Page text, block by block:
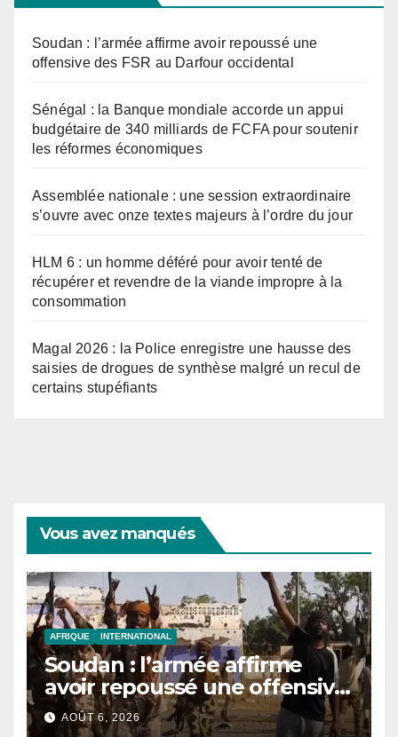
Soudan : l’armée affirme avoir repoussé une
offensive des FSR au Darfour occidental
Sénégal : la Banque mondiale accorde un appui
budgétaire de 340 milliards de FCFA pour soutenir
les réformes économiques
Assemblée nationale : une session extraordinaire
s’ouvre avec onze textes majeurs à l’ordre du jour
HLM 6 : un homme déféré pour avoir tenté de
récupérer et revendre de la viande impropre à la
consommation
Magal 2026 : la Police enregistre une hausse des
saisies de drogues de synthèse malgré un recul de
certains stupéfiants
Vous avez manqués
AFRIQUE INTERNATIONAL
Soudan : l’armée affirme
avoir repoussé une offensive
des FSR au Darfour
occidental
AOÛT 6, 2026